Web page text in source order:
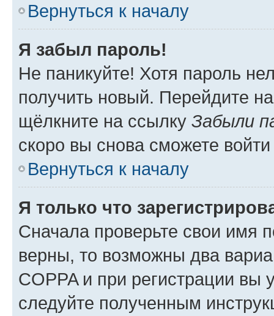
Вернуться к началу
Я забыл пароль!
Не паникуйте! Хотя пароль
получить новый. Перейдите
щёлкните на ссылку Забыли
скоро вы снова сможете
Вернуться к началу
Я только что
Сначала проверьте свои имя
верны, то возможны два
COPPA и при регистрации вы
следуйте полученным